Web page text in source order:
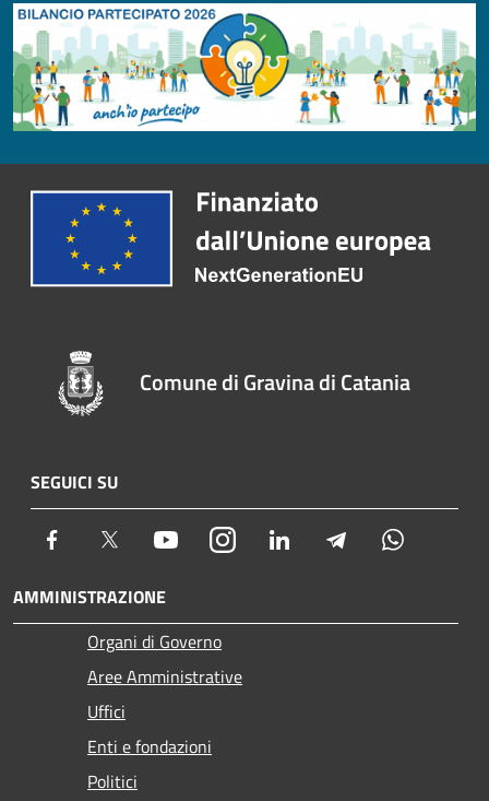
Comune di Gravina di Catania
SEGUICI SU
Facebook Twitter YoutubeInstagram LinkedIn Telegram
AMMINISTRAZIONE
Organi di Governo
Aree Amministrative
Uffici
Enti e fondazioni
Politici